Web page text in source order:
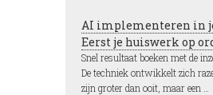
AI implementeren in
Eerst je huiswerk op
Snel resultaat boeken met de
De techniek ontwikkelt zich
zijn groter dan ooit, maar een …